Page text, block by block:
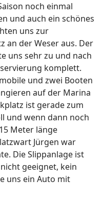
noch einmal
und auch ein schönes
uns zur
an der Weser aus. Der
uns sehr zu und nach
komplett.
und zwei Booten
auf der Marina
ist gerade zum
und wenn dann noch
Meter länge
Jürgen war
Die Slippanlage ist
geeignet, kein
uns ein Auto mit